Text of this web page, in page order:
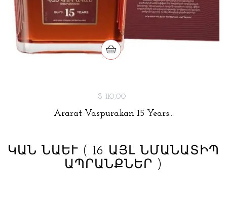
$ 110,00
Ararat Vaspurakan 15 Years...
ԿԱՆ ՆԱԵՒ ( 16 ԱՅԼ ՆՄԱՆԱՏԻՊ
ԱՊՐԱՆՔՆԵՐ )